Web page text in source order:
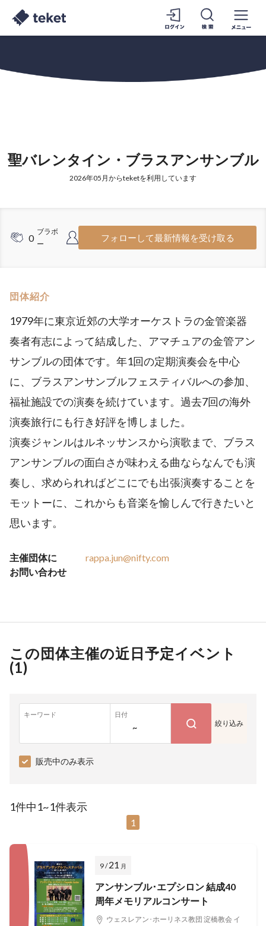
聖バレンタイン・ブラスアンサンブル
2026年05月からteketを利用しています
0
ブラボ
ー
ー
フォローして最新情報を受け取る
団体紹介
1979年に東京近郊の大学オーケストラの金管楽器
奏者有志によって結成した、アマチュアの金管アン
サンブルの団体です。年1回の定期演奏会を中心
に、ブラスアンサンブルフェスティバルへの参加、
福祉施設での演奏を続けています。過去7回の海外
演奏旅行にも行き好評を博しました。
演奏ジャンルはルネッサンスから演歌まで、ブラス
アンサンブルの面白さが味わえる曲ならなんでも演
奏し、求められればどこにでも出張演奏することを
モットーに、これからも音楽を愉しんで行きたいと
思います。
主催団体に
お問い合わせ
rappa.jun@nifty.com
この団体主催の近日予定イベント
(1)
キーワード 日付
~ 絞り込み
販売中のみ表示
1件中1~1件表示
1
9 /21 月
アンサンブル･エプシロン 結成40
周年メモリアルコンサート
ウェスレアン･ホーリネス教団 淀橋教会 イ